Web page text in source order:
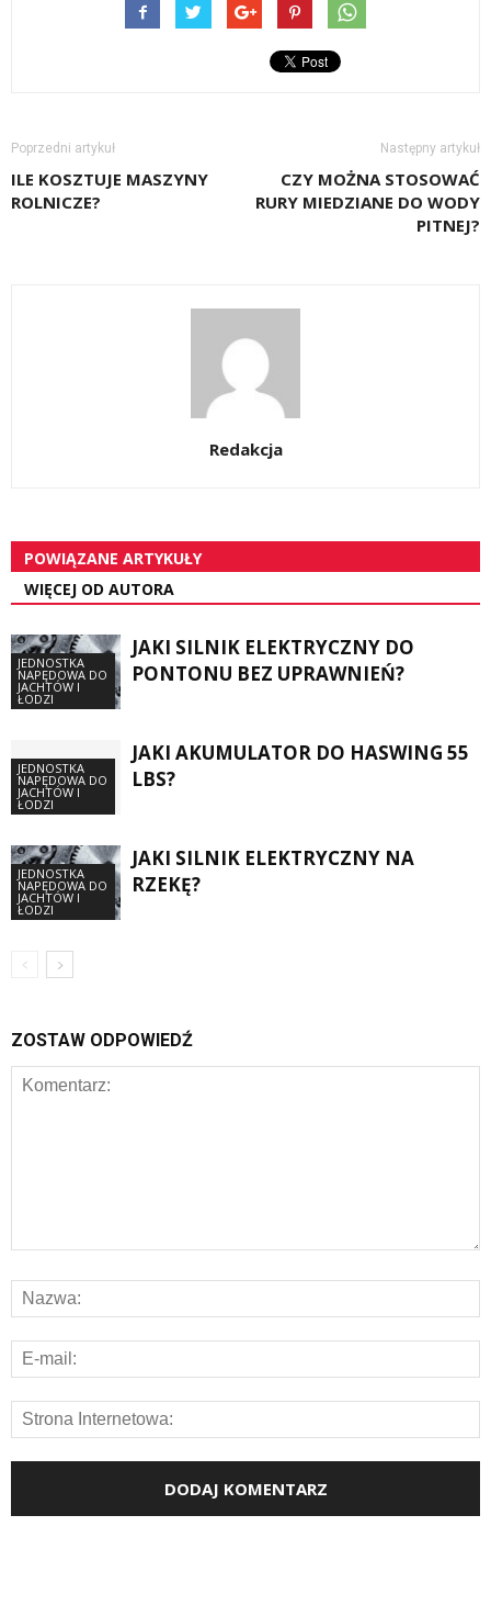
Poprzedni artykuł
ILE KOSZTUJE MASZYNY
ROLNICZE?
Następny artykuł
CZY MOŻNA STOSOWAĆ
RURY MIEDZIANE DO WODY
PITNEJ?
Redakcja
POWIĄZANE ARTYKUŁY
WIĘCEJ OD AUTORA
JEDNOSTKA
NAPĘDOWA DO
JACHTÓW I
ŁODZI
JAKI SILNIK ELEKTRYCZNY DO
PONTONU BEZ UPRAWNIEŃ?
JEDNOSTKA
NAPĘDOWA DO
JACHTÓW I
ŁODZI
JAKI AKUMULATOR DO HASWING 55
LBS?
JEDNOSTKA
NAPĘDOWA DO
JACHTÓW I
ŁODZI
JAKI SILNIK ELEKTRYCZNY NA
RZEKĘ?
ZOSTAW ODPOWIEDŹ